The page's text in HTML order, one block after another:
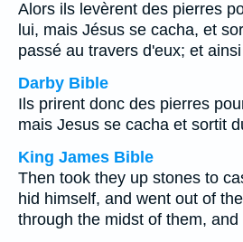
Alors ils levèrent des pierres
lui, mais Jésus se cacha, et
passé au travers d'eux; et
Darby Bible
Ils prirent donc des pierres
mais Jesus se cacha et sortit
King James Bible
Then took they up stones to
hid himself, and went out of
through the midst of them, and